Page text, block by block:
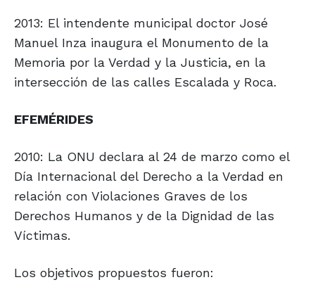
2013: El intendente municipal doctor José
Manuel Inza inaugura el Monumento de la
Memoria por la Verdad y la Justicia, en la
intersección de las calles Escalada y Roca.
EFEMÉRIDES
2010: La ONU declara al 24 de marzo como el
Día Internacional del Derecho a la Verdad en
relación con Violaciones Graves de los
Derechos Humanos y de la Dignidad de las
Víctimas.
Los objetivos propuestos fueron: